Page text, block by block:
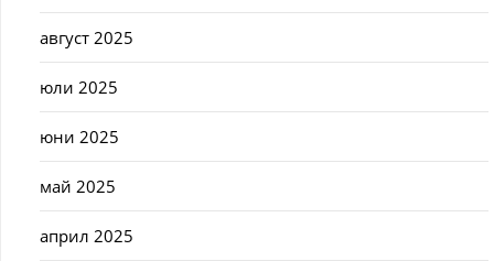
август 2025
юли 2025
юни 2025
май 2025
април 2025